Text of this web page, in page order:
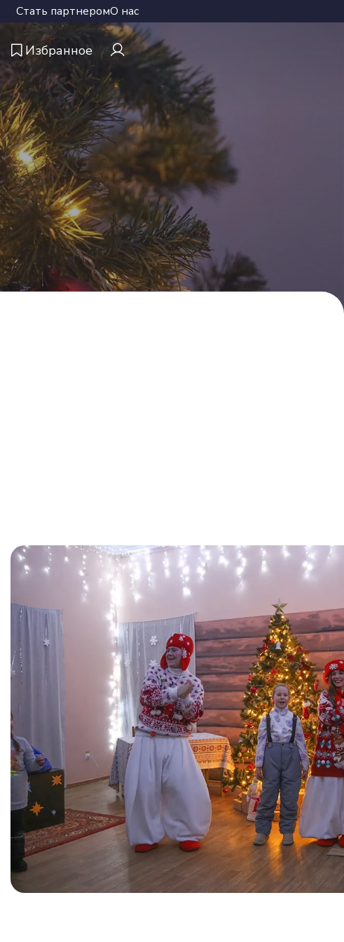
Стать партнеромО нас
Избранное